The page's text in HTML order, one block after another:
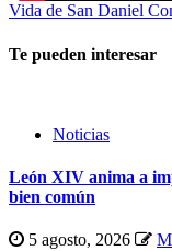
Vida de San Daniel
Te pueden interesar
Noticias
León XIV anima a
bien común
5 agosto, 2026